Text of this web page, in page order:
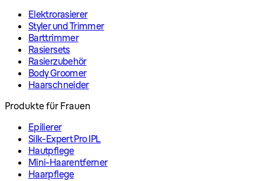
Elektrorasierer
Styler und Trimmer
Barttrimmer
Rasiersets
Rasierzubehör
Body Groomer
Haarschneider
Produkte für Frauen
Epilierer
Silk-Expert Pro IPL
Hautpflege
Mini-Haarentferner
Haarpflege